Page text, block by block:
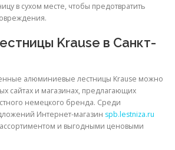
в сухом месте, чтобы предотвратить
Krause в Санкт-
алюминиевые лестницы Krause можно
сайтах и магазинах, предлагающих
немецкого бренда. Среди
Интернет-магазин spb.lestniza.ru
и выгодными ценовыми